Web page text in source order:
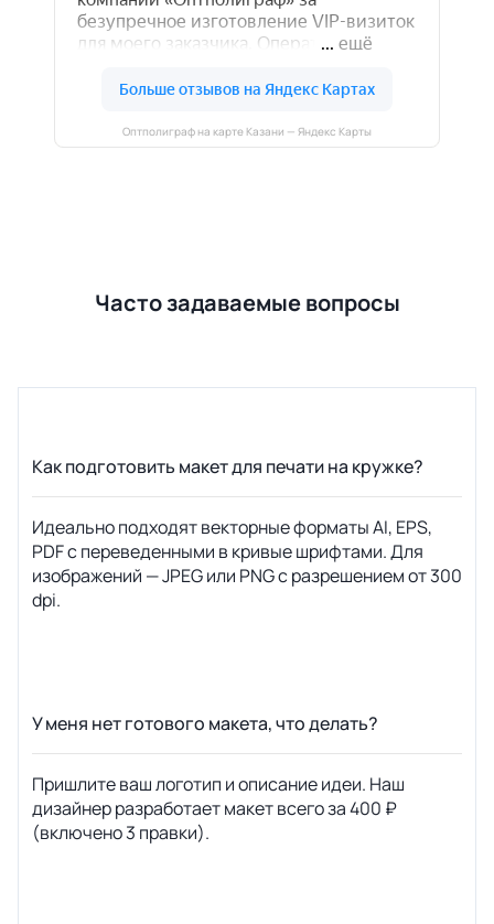
Оптполиграф на карте Казани — Яндекс Карты
Часто задаваемые вопросы
Как подготовить макет для печати на кружке?
Идеально подходят векторные форматы AI, EPS,
PDF с переведенными в кривые шрифтами. Для
изображений — JPEG или PNG с разрешением от 300
dpi.
У меня нет готового макета, что делать?
Пришлите ваш логотип и описание идеи. Наш
дизайнер разработает макет всего за 400 ₽
(включено 3 правки).